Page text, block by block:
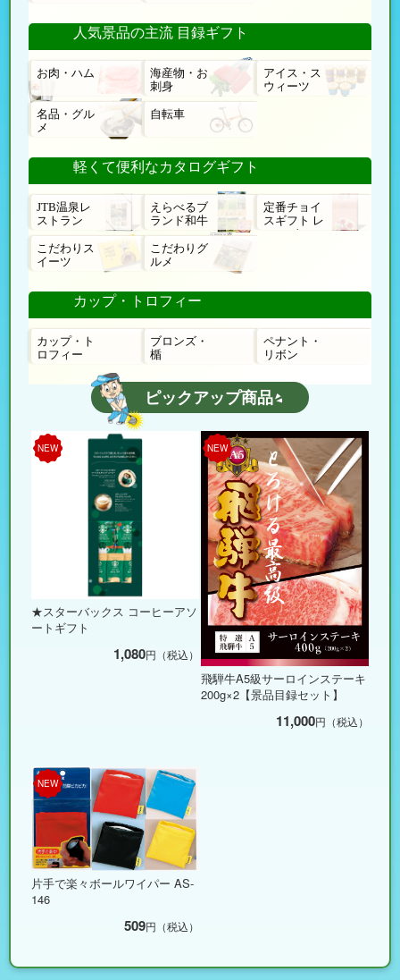
人気景品の主流 目録ギフト
お肉・ハム
海産物・お
刺身
アイス・ス
ウィーツ
名品・グル
メ
自転車
軽くて便利なカタログギフト
JTB温泉レ
ストラン
えらべるブ
ランド和牛
定番チョイ
スギフト レ
ローゼ
こだわりス
イーツ
こだわりグ
ルメ
カップ・トロフィー
カップ・ト
ロフィー
ブロンズ・
楯
ペナント・
リボン
ピックアップ商品
NEW
★スターバックス コーヒーアソ
ートギフト
1,080円（税込）
NEW
飛騨牛A5級サーロインステーキ
200g×2【景品目録セット】
11,000円（税込）
NEW
片手で楽々ボールワイパー AS-
146
509円（税込）